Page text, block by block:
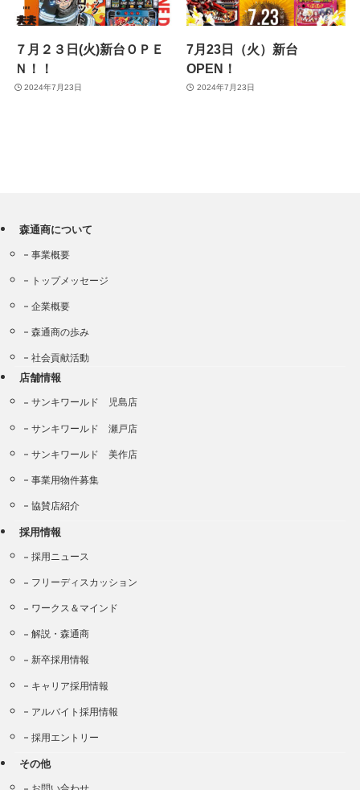
７月２３日(火)新台ＯＰＥ
Ｎ！！
2024年7月23日
7月23日（火）新台
OPEN！
2024年7月23日
森通商について
事業概要
トップメッセージ
企業概要
森通商の歩み
社会貢献活動
店舗情報
サンキワールド 児島店
サンキワールド 瀬戸店
サンキワールド 美作店
事業用物件募集
協賛店紹介
採用情報
採用ニュース
フリーディスカッション
ワークス＆マインド
解説・森通商
新卒採用情報
キャリア採用情報
アルバイト採用情報
採用エントリー
その他